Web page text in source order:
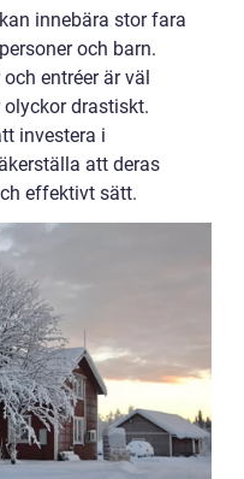
innebära stor fara
och barn.
entréer är väl
drastiskt.
investera i
att deras
effektivt sätt.